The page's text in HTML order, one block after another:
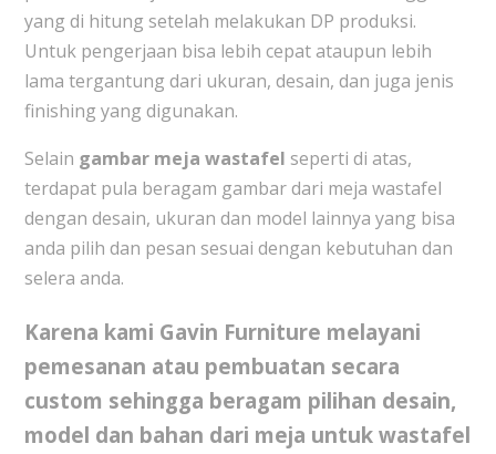
yang di hitung setelah melakukan DP produksi.
Untuk pengerjaan bisa lebih cepat ataupun lebih
lama tergantung dari ukuran, desain, dan juga jenis
finishing yang digunakan.
Selain gambar meja wastafel seperti di atas,
terdapat pula beragam gambar dari meja wastafel
dengan desain, ukuran dan model lainnya yang bisa
anda pilih dan pesan sesuai dengan kebutuhan dan
selera anda.
Karena kami Gavin Furniture melayani
pemesanan atau pembuatan secara
custom sehingga beragam pilihan desain,
model dan bahan dari meja untuk wastafel